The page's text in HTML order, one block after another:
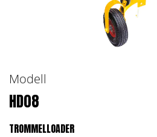
Modell
HD08
TROMMELLOADER